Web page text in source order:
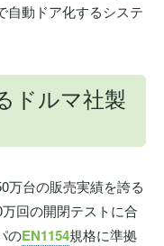
自動ドア化するシステ
ドルマ社製
万台の販売実績を誇る
回の開閉テストに合
のEN1154規格に準拠